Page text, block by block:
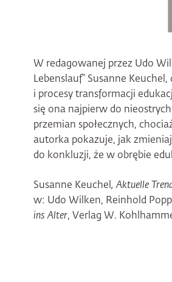
W redagowanej przez Udo
Lebenslauf” Susanne
i procesy transformacji
się ona najpierw do
przemian społecznych,
autorka pokazuje, jak
do konkluzji, że w obrębie
Susanne Keuchel , Aktuelle
w: Udo Wilken, Reinhold
ins Alter, Verlag W.